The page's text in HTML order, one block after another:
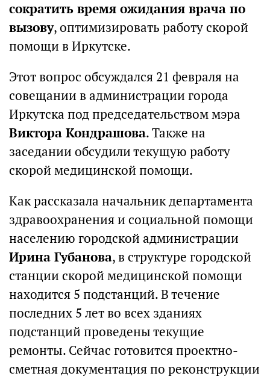
сократить время ожидания врача по
вызову, оптимизировать работу скорой
помощи в Иркутске.
Этот вопрос обсуждался 21 февраля на
совещании в администрации города
Иркутска под председательством мэра
Виктора Кондрашова. Также на
заседании обсудили текущую работу
скорой медицинской помощи.
Как рассказала начальник департамента
здравоохранения и социальной помощи
населению городской администрации
Ирина Губанова, в структуре городской
станции скорой медицинской помощи
находится 5 подстанций. В течение
последних 5 лет во всех зданиях
подстанций проведены текущие
ремонты. Сейчас готовится проектно-
сметная документация по реконструкции